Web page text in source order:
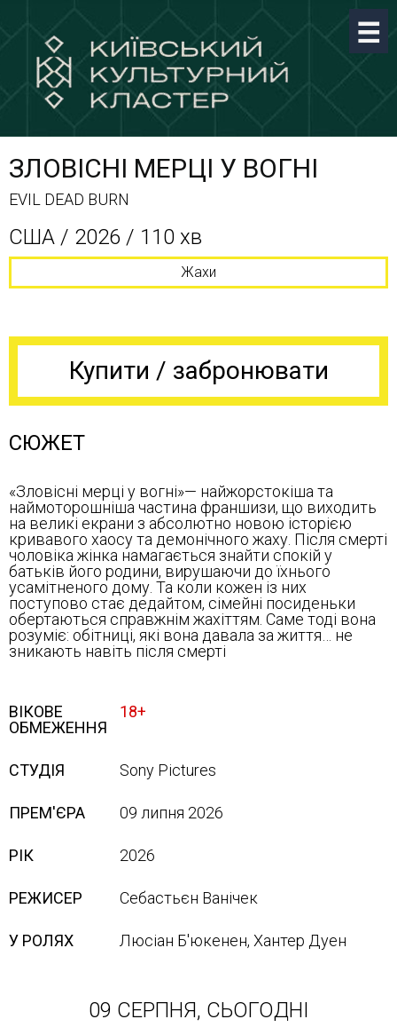
ЗЛОВІСНІ МЕРЦІ У ВОГНІ
EVIL DEAD BURN
США / 2026 / 110 хв
Жахи
Купити / забронювати
СЮЖЕТ
«Зловісні мерці у вогні»— найжорстокіша та
наймоторошніша частина франшизи, що виходить
на великі екрани з абсолютно новою історією
кривавого хаосу та демонічного жаху. Після смерті
чоловіка жінка намагається знайти спокій у
батьків його родини, вирушаючи до їхнього
усамітненого дому. Та коли кожен із них
поступово стає дедайтом, сімейні посиденьки
обертаються справжнім жахіттям. Саме тоді вона
розуміє: обітниці, які вона давала за життя… не
зникають навіть після смерті
ВІКОВЕ
ОБМЕЖЕННЯ
18+
СТУДІЯ Sony Pictures
ПРЕМ'ЄРА 09 липня 2026
РІК 2026
РЕЖИСЕР Себастьєн Ванічек
У РОЛЯХ Люсіан Б'юкенен, Хантер Дуен
09 СЕРПНЯ, СЬОГОДНІ